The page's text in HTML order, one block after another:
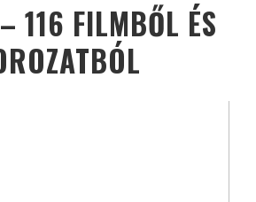
116 FILMBŐL ÉS